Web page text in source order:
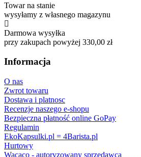
Towar na stanie
wysyłamy z własnego magazynu
Darmowa wysyłka
przy zakupach powyżej 330,00 zł
Informacja
O nas
Zwrot towaru
Dostawa i platnosc
Recenzje naszego e-shopu
Bezpieczna płatność online GoPay
Regulamin
EkoKapsulki.pl = 4Barista.pl
Hurtowy
Wacaco - autoryzowany sprzedawca